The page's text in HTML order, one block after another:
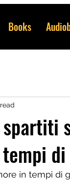
Books
in tempi di